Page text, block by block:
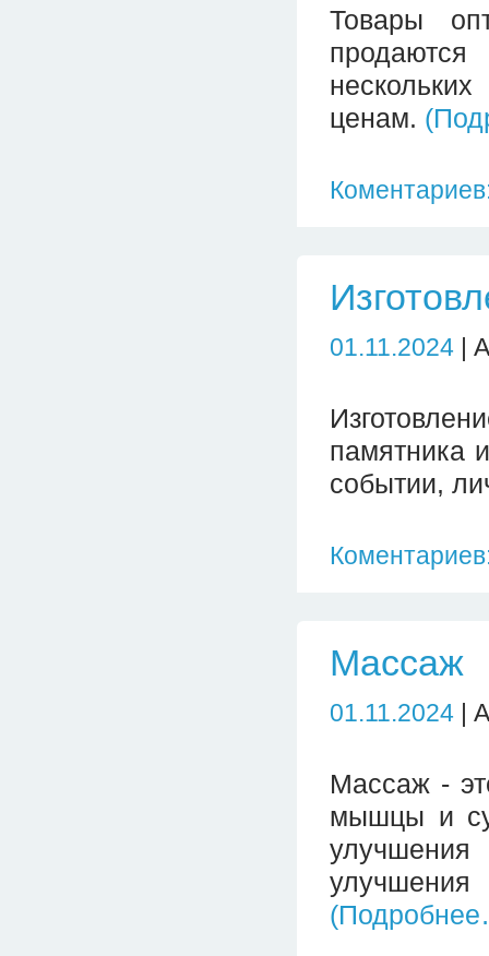
Товары
ценам.
01.11.2024 |
памятника
событии,
Массаж
01.11.2024 |
Массаж -
мышцы и